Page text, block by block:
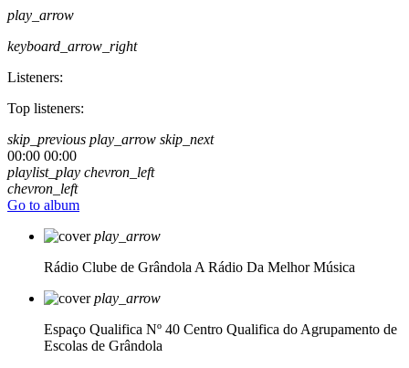
play_arrow
keyboard_arrow_right
Listeners:
Top listeners:
skip_previous play_arrow skip_next
00:00 00:00
playlist_play chevron_left
chevron_left
Go to album
play_arrow
Rádio Clube de Grândola A Rádio Da Melhor Música
play_arrow
Espaço Qualifica Nº 40 Centro Qualifica do Agrupamento de
Escolas de Grândola